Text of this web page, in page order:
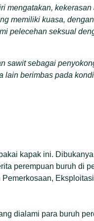
mengatakan, kekerasan
memiliki kuasa,
pelecehan seksual
sawit sebagai
lain berimbas pada
kapak ini.
perempuan buruh di
dialami para buruh